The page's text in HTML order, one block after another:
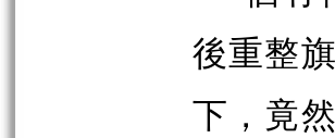
後重整
下，竟